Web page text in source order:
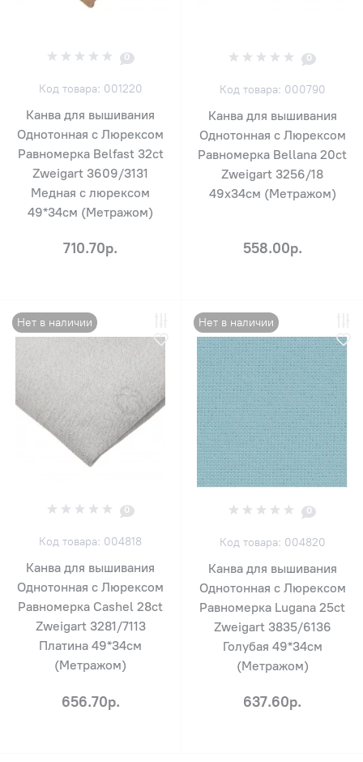
0
Код товара: 001220
Канва для вышивания
Однотонная с Люрексом
Равномерка Belfast 32ct
Zweigart 3609/3131
Медная с люрексом
49*34см (Метражом)
710.70р.
0
Код товара: 000790
Канва для вышивания
Однотонная с Люрексом
Равномерка Bellana 20ct
Zweigart 3256/18
49х34см (Метражом)
558.00р.
Нет в наличии
0
Код товара: 004818
Канва для вышивания
Однотонная с Люрексом
Равномерка Cashel 28ct
Zweigart 3281/7113
Платина 49*34см
(Метражом)
656.70р.
Нет в наличии
0
Код товара: 004820
Канва для вышивания
Однотонная с Люрексом
Равномерка Lugana 25ct
Zweigart 3835/6136
Голубая 49*34см
(Метражом)
637.60р.